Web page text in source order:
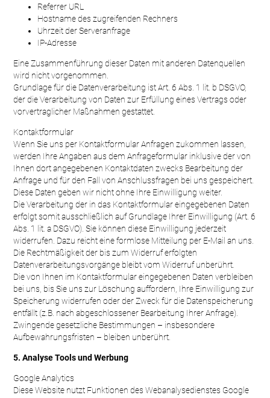
Referrer URL
Hostname des zugreifenden Rechners
Uhrzeit der Serveranfrage
IP-Adresse
Eine Zusammenführung dieser Daten mit anderen Datenquellen
wird nicht vorgenommen.
Grundlage für die Datenverarbeitung ist Art. 6 Abs. 1 lit. b DSGVO,
der die Verarbeitung von Daten zur Erfüllung eines Vertrags oder
vorvertraglicher Maßnahmen gestattet.
Kontaktformular
Wenn Sie uns per Kontaktformular Anfragen zukommen lassen,
werden Ihre Angaben aus dem Anfrageformular inklusive der von
Ihnen dort angegebenen Kontaktdaten zwecks Bearbeitung der
Anfrage und für den Fall von Anschlussfragen bei uns gespeichert.
Diese Daten geben wir nicht ohne Ihre Einwilligung weiter.
Die Verarbeitung der in das Kontaktformular eingegebenen Daten
erfolgt somit ausschließlich auf Grundlage Ihrer Einwilligung (Art. 6
Abs. 1 lit. a DSGVO). Sie können diese Einwilligung jederzeit
widerrufen. Dazu reicht eine formlose Mitteilung per E-Mail an uns.
Die Rechtmäßigkeit der bis zum Widerruf erfolgten
Datenverarbeitungsvorgänge bleibt vom Widerruf unberührt.
Die von Ihnen im Kontaktformular eingegebenen Daten verbleiben
bei uns, bis Sie uns zur Löschung auffordern, Ihre Einwilligung zur
Speicherung widerrufen oder der Zweck für die Datenspeicherung
entfällt (z.B. nach abgeschlossener Bearbeitung Ihrer Anfrage).
Zwingende gesetzliche Bestimmungen – insbesondere
Aufbewahrungsfristen – bleiben unberührt.
5. Analyse Tools und Werbung
Google Analytics
Diese Website nutzt Funktionen des Webanalysedienstes Google